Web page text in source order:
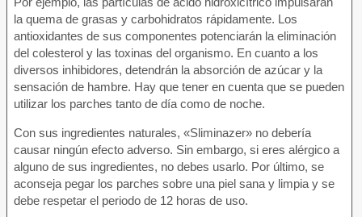
la quema de grasas y carbohidratos rápidamente. Los
antioxidantes de sus componentes potenciarán la eliminación
del colesterol y las toxinas del organismo. En cuanto a los
diversos inhibidores, detendrán la absorción de azúcar y la
sensación de hambre. Hay que tener en cuenta que se pueden
utilizar los parches tanto de día como de noche.
Con sus ingredientes naturales, «Sliminazer» no debería
causar ningún efecto adverso. Sin embargo, si eres alérgico a
alguno de sus ingredientes, no debes usarlo. Por último, se
aconseja pegar los parches sobre una piel sana y limpia y se
debe respetar el periodo de 12 horas de uso.